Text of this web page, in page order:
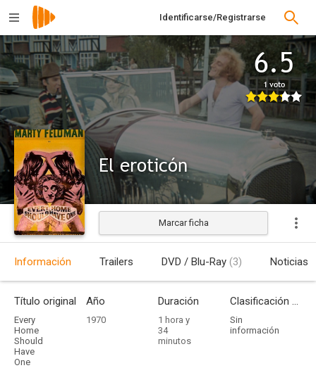
Identificarse/Registrarse
6.5
1 voto
El eroticón
Marcar ficha
Información Trailers DVD / Blu-Ray (3) Noticias
Título original
Every
Home
Should
Have
One
Año
1970
Duración
1 hora y
34
minutos
Clasificación por edades
Sin
información